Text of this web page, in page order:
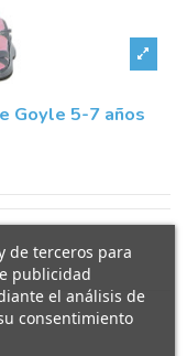
Goyle 5-7 años
de terceros para
publicidad
el análisis de
consentimiento